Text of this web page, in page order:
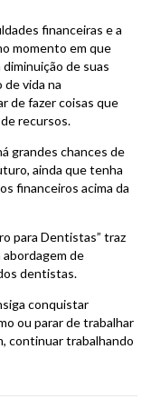
financeiras e a
momento em que
de suas
vida na
de fazer coisas que
recursos.
grandes chances de
ainda que tenha
financeiros acima da
para Dentistas” traz
abordagem de
dentistas.
conquistar
ou parar de trabalhar
continuar trabalhando